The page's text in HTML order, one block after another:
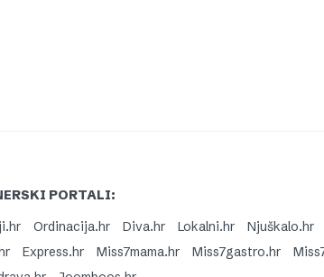
PORTALI:
Ordinacija.hr Diva.hr Lokalni.hr Njuškalo.hr
Express.hr Miss7mama.hr Miss7gastro.hr